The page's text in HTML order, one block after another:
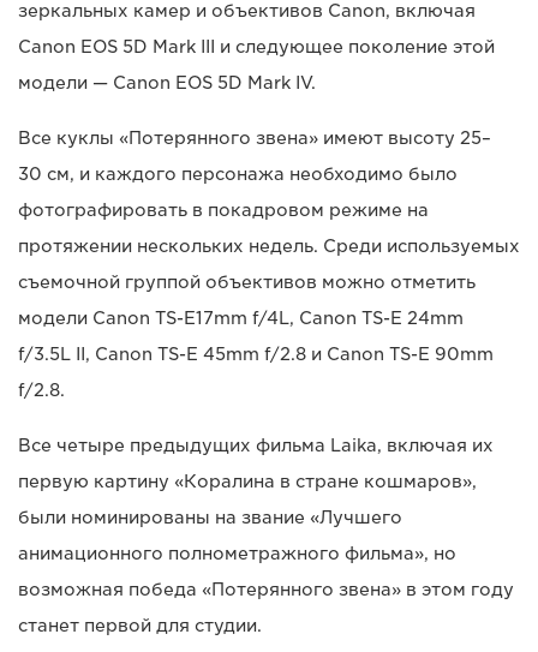
зеркальных камер и объективов Canon, включая
Canon EOS 5D Mark III и следующее поколение этой
модели — Canon EOS 5D Mark IV.
Все куклы «Потерянного звена» имеют высоту 25–
30 см, и каждого персонажа необходимо было
фотографировать в покадровом режиме на
протяжении нескольких недель. Среди используемых
съемочной группой объективов можно отметить
модели Canon TS-E17mm f/4L, Canon TS-E 24mm
f/3.5L II, Canon TS-E 45mm f/2.8 и Canon TS-E 90mm
f/2.8.
Все четыре предыдущих фильма Laika, включая их
первую картину «Коралина в стране кошмаров»,
были номинированы на звание «Лучшего
анимационного полнометражного фильма», но
возможная победа «Потерянного звена» в этом году
станет первой для студии.